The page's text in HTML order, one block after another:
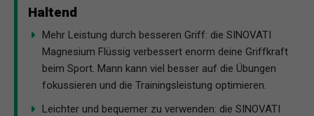
Haltend
Mehr Leistung durch besseren Griff: die SINOVATI
Magnesium Flüssig verbessert enorm deine Griffkraft
beim Sport. Mann kann viel besser auf die Übungen
fokussieren und die Trainingsleistung optimieren.
Leichter und bequemer zu verwenden: die SINOVATI